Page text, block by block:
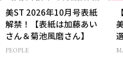
美ST 2026年10月号表紙
解禁！【表紙は加藤あい
さん＆菊池風磨さん】
PEOPLE